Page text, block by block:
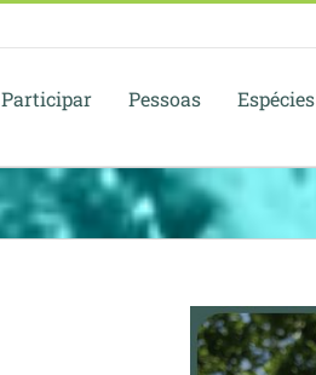
Participar Pessoas Espécies